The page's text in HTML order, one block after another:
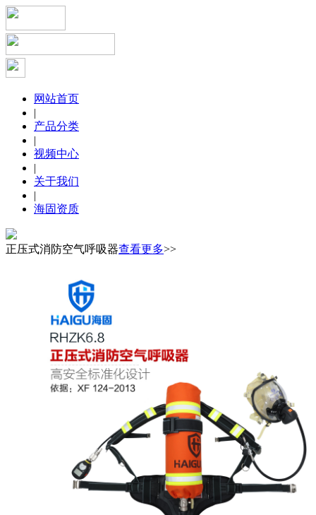
网站首页
|
产品分类
|
视频中心
|
关于我们
|
海固资质
正压式消防空气呼吸器查看更多>>